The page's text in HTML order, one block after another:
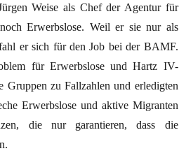
Weise als Chef der Agentur für
Erwerbslose. Weil er sie nur als
er sich für den Job bei der BAMF.
für Erwerbslose und Hartz IV-
Gruppen zu Fallzahlen und erledigten
Erwerbslose und aktive Migranten
die nur garantieren, dass die